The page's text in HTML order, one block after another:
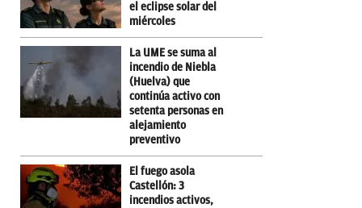
el eclipse solar del
miércoles
La UME se suma al
incendio de Niebla
(Huelva) que
continúa activo con
setenta personas en
alejamiento
preventivo
El fuego asola
Castellón: 3
incendios activos,